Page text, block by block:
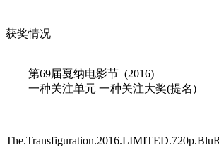
获奖情况
第69届戛纳电影节 (2016)
一种关注单元 一种关注大奖(提名)